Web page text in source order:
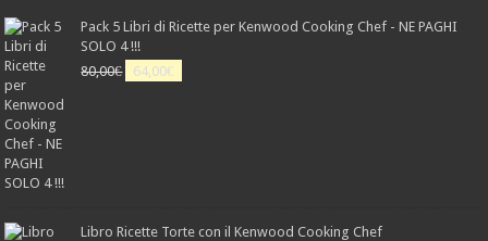
Pack 5 Libri di Ricette per Kenwood Cooking Chef - NE PAGHI
SOLO 4 !!!
80,00€ 64,00€
Libro Ricette Torte con il Kenwood Cooking Chef